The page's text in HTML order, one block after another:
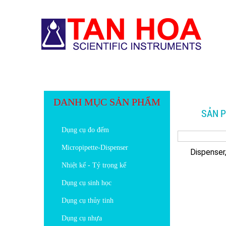
SẢN
DANH MỤC SẢN PHẨM
Dụng cụ đo đếm
Micropipette-Dispenser
Nhiệt kế - Tỷ trọng kế
Dụng cụ sinh học
Dụng cụ thủy tinh
Dụng cụ nhựa
Cốc Đo Tỷ Trọng BEVS
MODEL NR60CP
CRYOBANK